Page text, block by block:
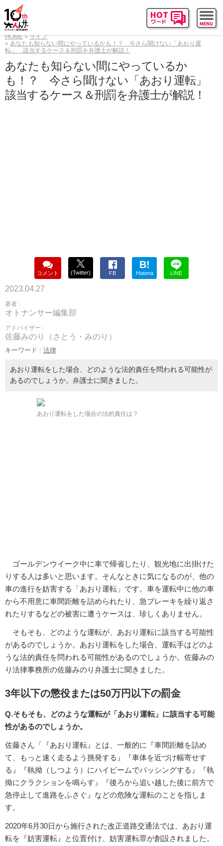
HOME
ライフ
あなたも知らない間にやっているかも！？ 今さら聞けない「あおり運
転」 該当するケース＆刑罰を弁護士が解説！
あなたも知らない間にやっているか
も！？ 今さら聞けない「あおり運転」
該当するケース＆刑罰を弁護士が解説！
コメント (Twitter) FB
B!
Hatena LINE
2023.04.27
著者 :
オトナンサー編集部
アドバイザー :
佐藤みのり（さとう・みのり）
キーワード : 法律
あおり運転をした場合、どのような法的責任を問われる可能性が
あるのでしょうか。弁護士に聞きました。
あおり運転をした場合の法的責任は？
ゴールデンウイーク中に車で帰省したり、観光地に出掛けた
りする人は多いと思います。そんなときに気になるのが、他の
車の進行を妨害する「あおり運転」です。車を運転中に他の車
から不用意に車間距離を詰められたり、急ブレーキを繰り返さ
れたりするなどの被害に遭うケースは、珍しくありません。
そもそも、どのような運転が、あおり運転に該当する可能性
があるのでしょうか。あおり運転をした場合、運転手はどのよ
うな法的責任を問われる可能性があるのでしょうか。佐藤みの
り法律事務所の佐藤みのり弁護士に聞きました。
3年以下の懲役または50万円以下の罰金
Q.そもそも、どのような運転が「あおり運転」に該当する可能
性があるのでしょうか。
佐藤さん「『あおり運転』とは、一般的に『車間距離を詰め
て、もっと速く走るよう挑発する』『車体を近づけ幅寄せす
る』『執拗（しつよう）にハイビームでパッシングする』『執
拗にクラクションを鳴らす』『後ろから追い越した後に前方で
急停止して進路をふさぐ』などの危険な運転のことを指しま
す。
2020年6月30日から施行された改正道路交通法では、あおり運
転を『妨害運転』と位置付け、妨害運転罪が創設されました。